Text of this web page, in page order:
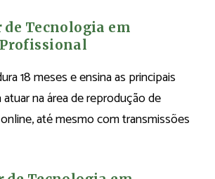
de Tecnologia em
18 meses e ensina as principais
na área de reprodução de
até mesmo com transmissões